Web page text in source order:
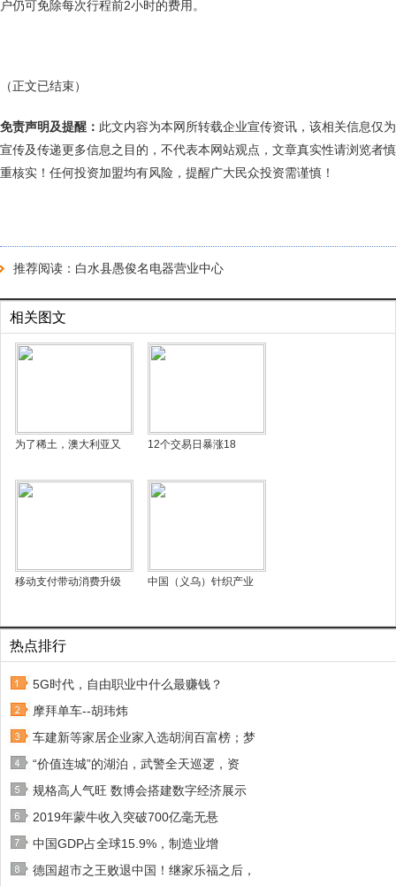
户仍可免除每次行程前2小时的费用。
（正文已结束）
免责声明及提醒： 此文内容为本网所转载企业宣传资讯，该相关信息仅为
宣传及传递更多信息之目的，不代表本网站观点，文章真实性请浏览者慎
重核实！任何投资加盟均有风险，提醒广大民众投资需谨慎！
推荐阅读： 白水县愚俊名电器营业中心
相关图文
为了稀土，澳大利亚又 12个交易日暴涨18
移动支付带动消费升级 中国（义乌）针织产业
热点排行
5G时代，自由职业中什么最赚钱？
摩拜单车--胡玮炜
车建新等家居企业家入选胡润百富榜；梦
“价值连城”的湖泊，武警全天巡逻，资
规格高人气旺 数博会搭建数字经济展示
2019年蒙牛收入突破700亿毫无悬
中国GDP占全球15.9%，制造业增
德国超市之王败退中国！继家乐福之后，